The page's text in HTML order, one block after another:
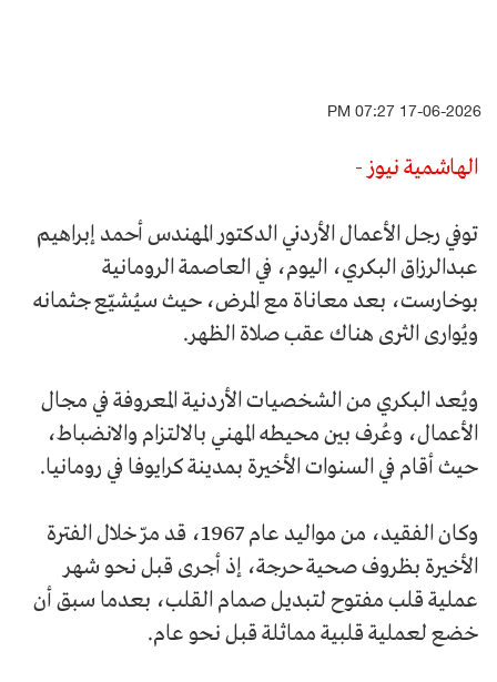
17-06-2026 07:27 PM
الهاشمية نيوز -
توفي رجل الأعمال الأردني الدكتور المهندس أحمد إبراهيم
عبدالرزاق البكري، اليوم، في العاصمة الرومانية
بوخارست، بعد معاناة مع المرض، حيث سيُشيّع جثمانه
ويُوارى الثرى هناك عقب صلاة الظهر.
ويُعد البكري من الشخصيات الأردنية المعروفة في مجال
الأعمال، وعُرف بين محيطه المهني بالالتزام والانضباط،
حيث أقام في السنوات الأخيرة بمدينة كرايوفا في رومانيا.
وكان الفقيد، من مواليد عام 1967، قد مرّ خلال الفترة
الأخيرة بظروف صحية حرجة، إذ أجرى قبل نحو شهر
عملية قلب مفتوح لتبديل صمام القلب، بعدما سبق أن
خضع لعملية قلبية مماثلة قبل نحو عام.